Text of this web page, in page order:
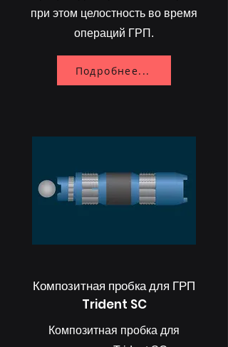
при этом целостность во время
операций ГРП.
Подробнее...
Композитная пробка для ГРП
Trident SC
Композитная пробка для